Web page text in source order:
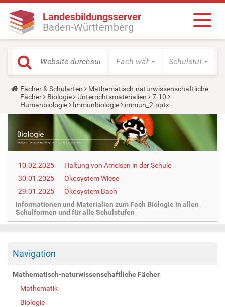
Landesbildungsserver
Baden-Württemberg
Fach wählen Schulstufe
Y
o
u
a
h
e
r
:
Fächer & Schularten
Mathematisch-naturwissenschaftliche
Fächer
Biologie Unterrichtsmaterialien
7-10
Humanbiologie
Immunbiologie immun_2.pptx
10.02.2025
Haltung von Ameisen in der Schule
30.01.2025
Ökosystem Wiese
29.01.2025
Ökosystem Bach
Informationen und Materialien zum Fach Biologie in allen
Schulformen und für alle Schulstufen
Navigation
Mathematisch-naturwissenschaftliche Fächer
Mathematik
Biologie